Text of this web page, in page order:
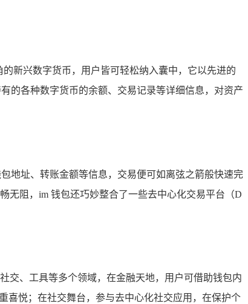
新兴数字货币，用户皆可轻松纳入囊中，它以先进的
的各种数字货币的余额、交易记录等详细信息，对资产
地址、转账金额等信息，交易便可如离弦之箭般快速完
无阻，im 钱包还巧妙整合了一些去中心化交易平台（D
交、工具等多个领域，在金融天地，用户可借助钱包内
喜悦；在社交舞台，参与去中心化社交应用，在保护个